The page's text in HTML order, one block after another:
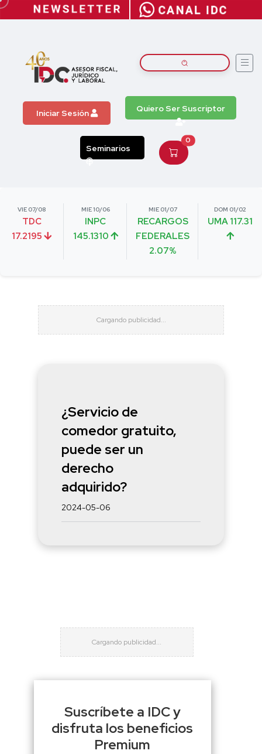
Iniciar Sesión Quiero Ser Suscriptor
Seminarios
0
VIE 07/08
TDC
17.2195
MIE 10/06
INPC
145.1310
MIE 01/07
RECARGOS
FEDERALES
2.07%
DOM 01/02
UMA 117.31
¿Servicio de
comedor gratuito,
puede ser un
derecho
adquirido?
2024-05-06
Suscríbete a IDC y
disfruta los beneficios
Premium